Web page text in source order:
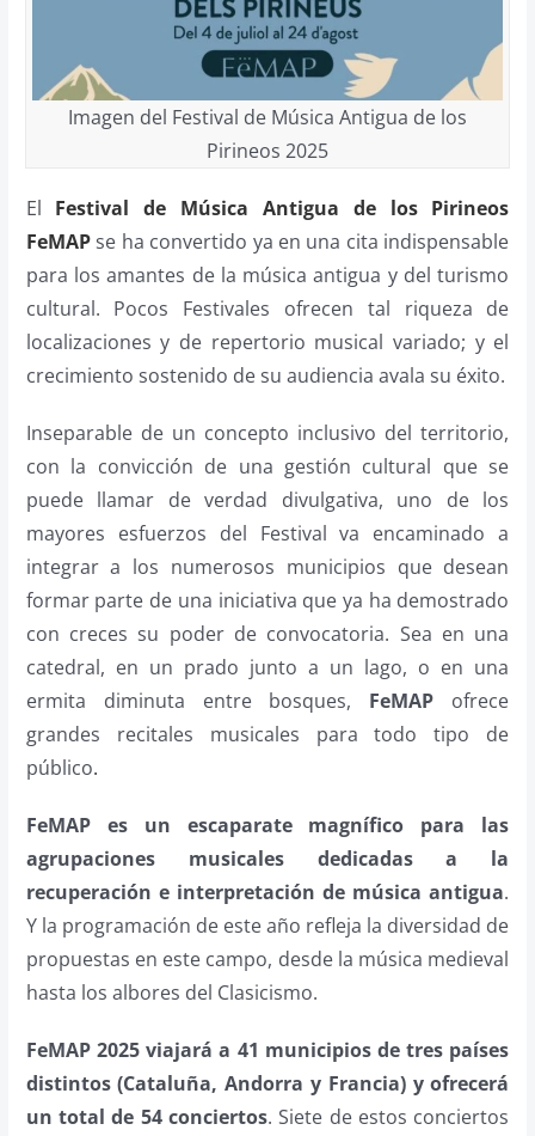
Imagen del Festival de Música Antigua de los
Pirineos 2025
El Festival de Música Antigua de los Pirineos
FeMAPse ha convertido ya en una cita indispensable
para los amantes de la música antigua y del turismo
cultural. Pocos Festivales ofrecen tal riqueza de
localizaciones y de repertorio musical variado; y el
crecimiento sostenido de su audiencia avala su éxito.
Inseparable de un concepto inclusivo del territorio,
con la convicción de una gestión cultural que se
puede llamar de verdad divulgativa, uno de los
mayores esfuerzos del Festival va encaminado a
integrar a los numerosos municipios que desean
formar parte de una iniciativa que ya ha demostrado
con creces su poder de convocatoria. Sea en una
catedral, en un prado junto a un lago, o en una
ermita diminuta entre bosques, FeMAP ofrece
grandes recitales musicales para todo tipo de
público.
FeMAP es un escaparate magnífico para las
agrupaciones musicales dedicadas a la
recuperación e interpretación de música antigua.
Y la programación de este año refleja la diversidad de
propuestas en este campo, desde la música medieval
hasta los albores del Clasicismo.
FeMAP 2025 viajará a 41 municipios de tres países
distintos (Cataluña, Andorra y Francia) y ofrecerá
un total de 54 conciertos. Siete de estos conciertos